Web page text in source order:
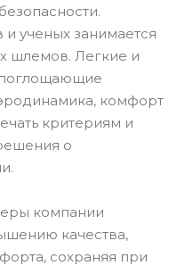
ученых занимается
шлемов. Легкие и
комфорт
критериям и
о
компании
качества,
сохраняя при